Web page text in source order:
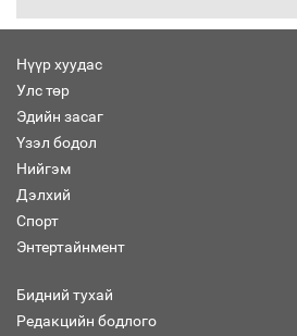
Нүүр хуудас
Улс төр
Эдийн засаг
Үзэл бодол
Нийгэм
Дэлхий
Спорт
Энтертайнмент
Бидний тухай
Редакцийн бодлого